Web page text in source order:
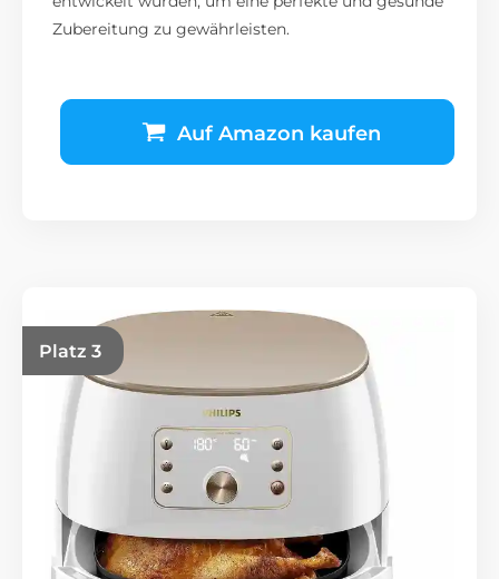
Zubereitung zu gewährleisten.
Auf Amazon kaufen
Platz 3